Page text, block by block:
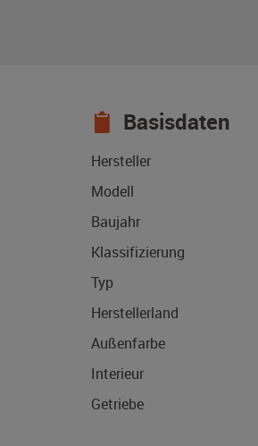
Basisdaten
Hersteller
Modell
Baujahr
Klassifizierung
Typ
Herstellerland
Außenfarbe
Interieur
Getriebe